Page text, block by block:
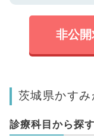
非公
茨城県かす
診療科目から探す